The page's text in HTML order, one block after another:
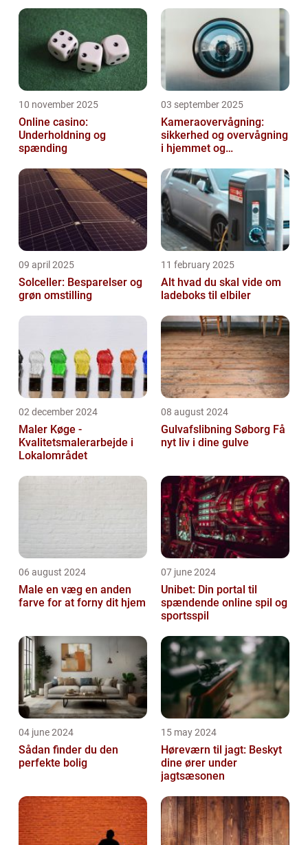
midlertidige økonomiske vanskeligheder o...
10 november 2025
Online casino:
Underholdning og
spænding
03 september 2025
Kameraovervågning:
sikkerhed og overvågning
i hjemmet og
09 april 2025
Solceller: Besparelser og
grøn omstilling
11 february 2025
Alt hvad du skal vide om
ladeboks til elbiler
02 december 2024
Maler Køge -
Kvalitetsmalerarbejde i
Lokalområdet
08 august 2024
Gulvafslibning Søborg Få
nyt liv i dine gulve
06 august 2024
Male en væg en anden
farve for at forny dit hjem
07 june 2024
Unibet: Din portal til
spændende online spil og
sportsspil
04 june 2024
Sådan finder du den
perfekte bolig
15 may 2024
Høreværn til jagt: Beskyt
dine ører under
jagtsæsonen